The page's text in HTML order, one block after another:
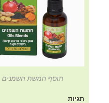
תוסף חמשת השמנים
תגיות